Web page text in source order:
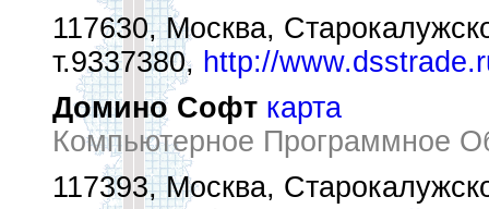
117630, Москва,
т.9337380, http://
Домино Софт карта
Компьютерное Программное
117393, Москва,